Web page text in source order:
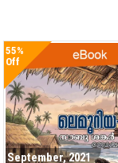
55%
Off
September, 2021